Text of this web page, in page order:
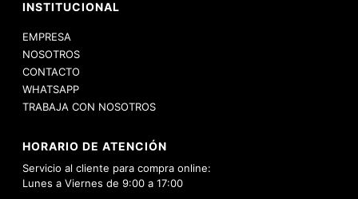
INSTITUCIONAL
EMPRESA
NOSOTROS
CONTACTO
WHATSAPP
TRABAJA CON NOSOTROS
HORARIO DE ATENCIÓN
Servicio al cliente para compra online:
Lunes a Viernes de 9:00 a 17:00